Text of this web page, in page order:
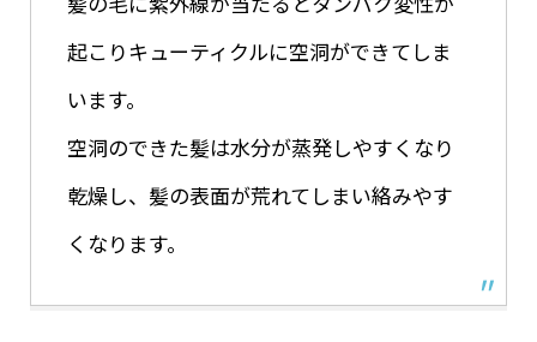
起こりキューティクルに空洞ができてしま
います。
空洞のできた髪は水分が蒸発しやすくなり
乾燥し、髪の表面が荒れてしまい絡みやす
くなります。